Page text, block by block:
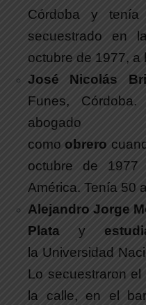
Córdoba y
secuestrado en
octubre de 1977, a
José Nicolás
Funes,
abogado
comoobrero
octubre de
América. Tenía 50
Alejandro Jorge
Plata y
la Universidad
Lo secuestraron
la calle, en el